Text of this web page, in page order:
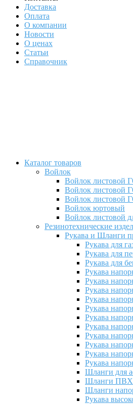
Доставка
Оплата
О компании
Новости
О ценах
Статьи
Справочник
Каталог товаров
Войлок
Войлок листовой
Войлок листовой
Войлок листовой
Войлок юртовый
Войлок листовой
Резинотехнические
Рукава и Шланги
Рукава для
Рукава для
Рукава для
Рукава
Рукава
Рукава
Рукава
Рукава
Рукава
Рукава
Рукава
Рукава
Рукава
Рукава
Шланги для
Шланги ПВХ
Шланги
Рукава